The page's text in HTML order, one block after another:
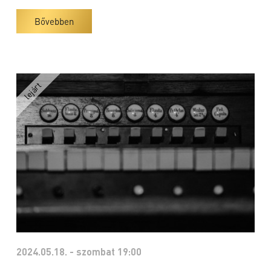
Bővebben
2024.05.18. - szombat 19:00